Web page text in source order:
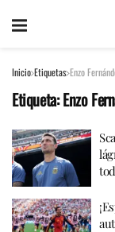
Inicio Etiquetas Enzo
Etiqueta:Enzo